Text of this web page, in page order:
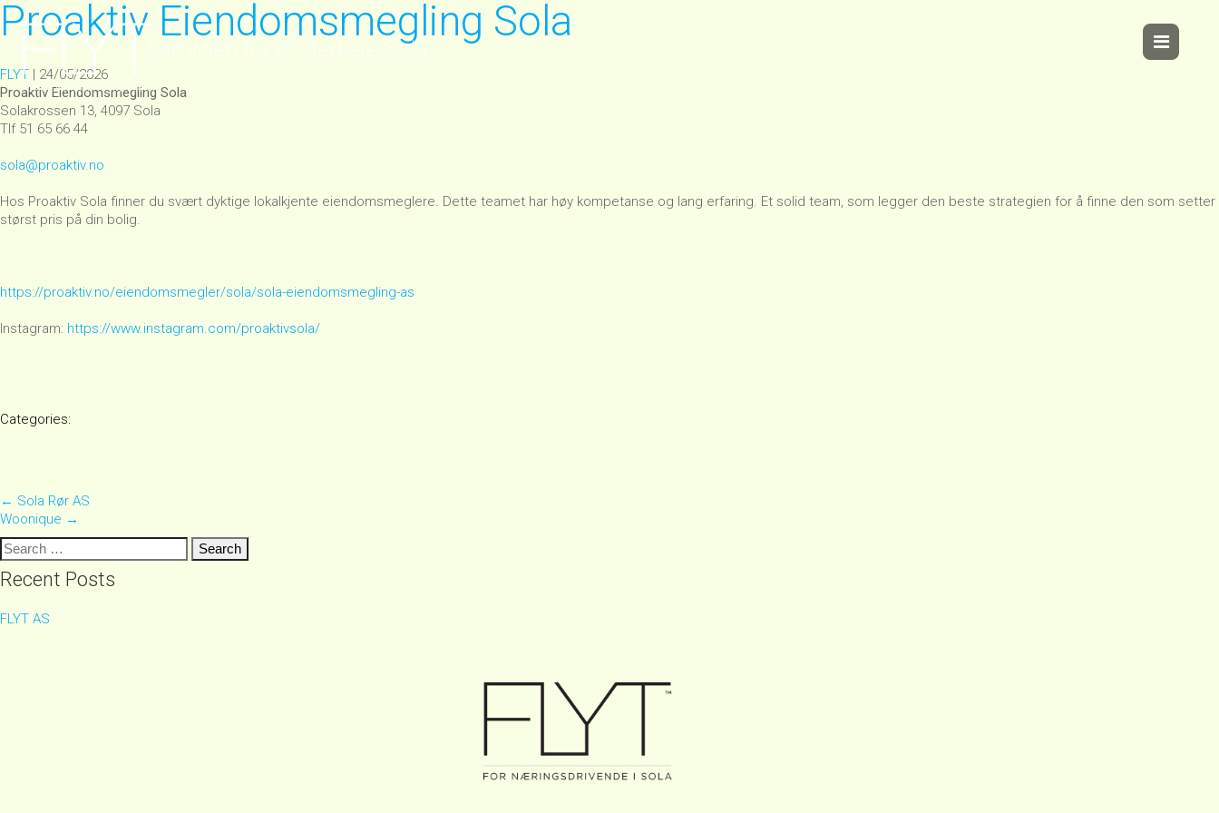
Sammen for et sterkere Sola
Proaktiv Eiendomsmegling Sola
FLYT | 24/05/2026
Proaktiv Eiendomsmegling Sola
Solakrossen 13, 4097 Sola
Tlf 51 65 66 44
sola@proaktiv.no
Hos Proaktiv Sola finner du svært dyktige lokalkjente eiendomsmeglere. Dette teamet har høy kompetanse og lang erfaring. Et solid team, som legger den beste strategien for å finne den som setter
størst pris på din bolig.
https://proaktiv.no/eiendomsmegler/sola/sola-eiendomsmegling-as
Instagram: https://www.instagram.com/proaktivsola/
Categories:
Post
navigation
← Sola Rør AS
Woonique →
Search
for:
Recent Posts
FLYT AS